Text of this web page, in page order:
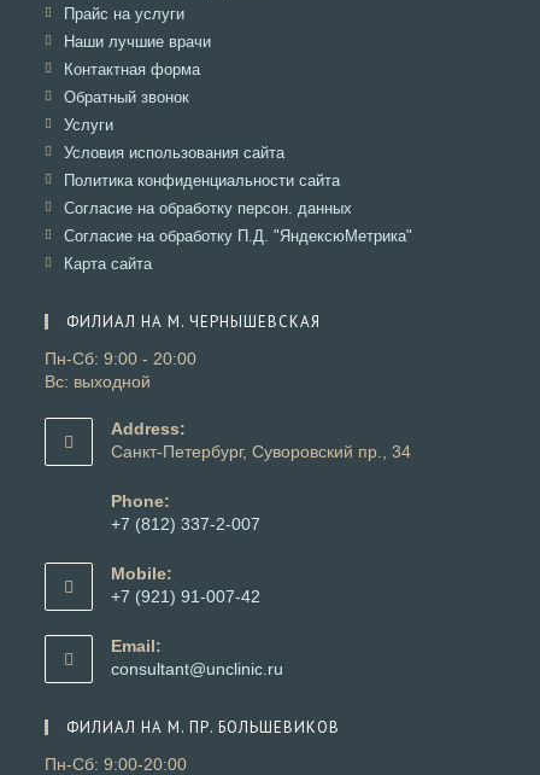
вкладке
Прайс на услугиОткроется
в
вкладке
Наши лучшие врачиОткроется
Контактная формаОткроется
Обратный звонокОткроется
вкладке
УслугиОткроется
в
вкладке
Условия использования сайтаОткроется
в
вкладке
Политика конфиденциальности сайтаОткроется
в
вкладке
Согласие на обработку персон. данных
в
Согласие на обработку П.Д. "ЯндексюМетрика"
Карта сайтаОткроется
вкладке
ФИЛИАЛ НА М. ЧЕРНЫШЕВСКАЯ
Пн-Сб: 9:00 - 20:00
Вс: выходной
Address:
Санкт-Петербург, Суворовский пр., 34
Phone:
+7 (812) 337-2-007
в
вашем
Mobile:
+7 (921) 91-007-42
в
вашем
Email:
consultant@unclinic.ru
приложении
ФИЛИАЛ НА М. ПР. БОЛЬШЕВИКОВ
Пн-Сб: 9:00-20:00